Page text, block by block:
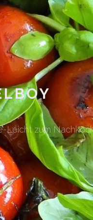
Leicht zum